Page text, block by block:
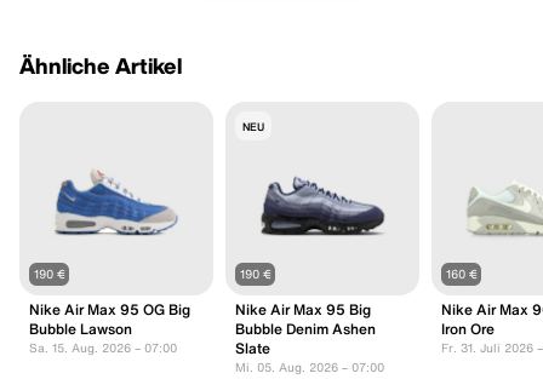
Ähnliche Artikel
190 €
Nike Air Max 95 OG Big
Bubble Lawson
Sa. 15. Aug. 2026 – 07:00
NEU
190 €
Nike Air Max 95 Big
Bubble Denim Ashen
Slate
Mi. 05. Aug. 2026 – 07:00
160 €
Nike Air Max
Iron Ore
Fr. 31. Juli 2026